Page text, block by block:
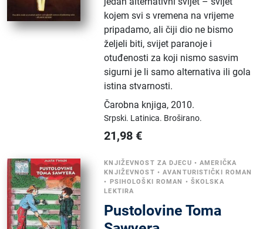
kojem svi s vremena na vrijeme
pripadamo, ali čiji dio ne bismo
željeli biti, svijet paranoje i
otuđenosti za koji nismo sasvim
sigurni je li samo alternativa ili gola
istina stvarnosti.
Čarobna knjiga,2010.
Srpski. Latinica. Broširano.
21,98 €
KNJIŽEVNOST ZA DJECU •AMERIČKA
KNJIŽEVNOST •AVANTURISTIČKI ROMAN
• PSIHOLOŠKI ROMAN • ŠKOLSKA
LEKTIRA
Pustolovine Toma